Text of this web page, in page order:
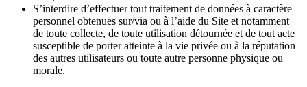
S’interdire d’effectuer tout traitement de données à caractère
personnel obtenues sur/via ou à l’aide du Site et notamment
de toute collecte, de toute utilisation détournée et de tout acte
susceptible de porter atteinte à la vie privée ou à la réputation
des autres utilisateurs ou toute autre personne physique ou
morale.